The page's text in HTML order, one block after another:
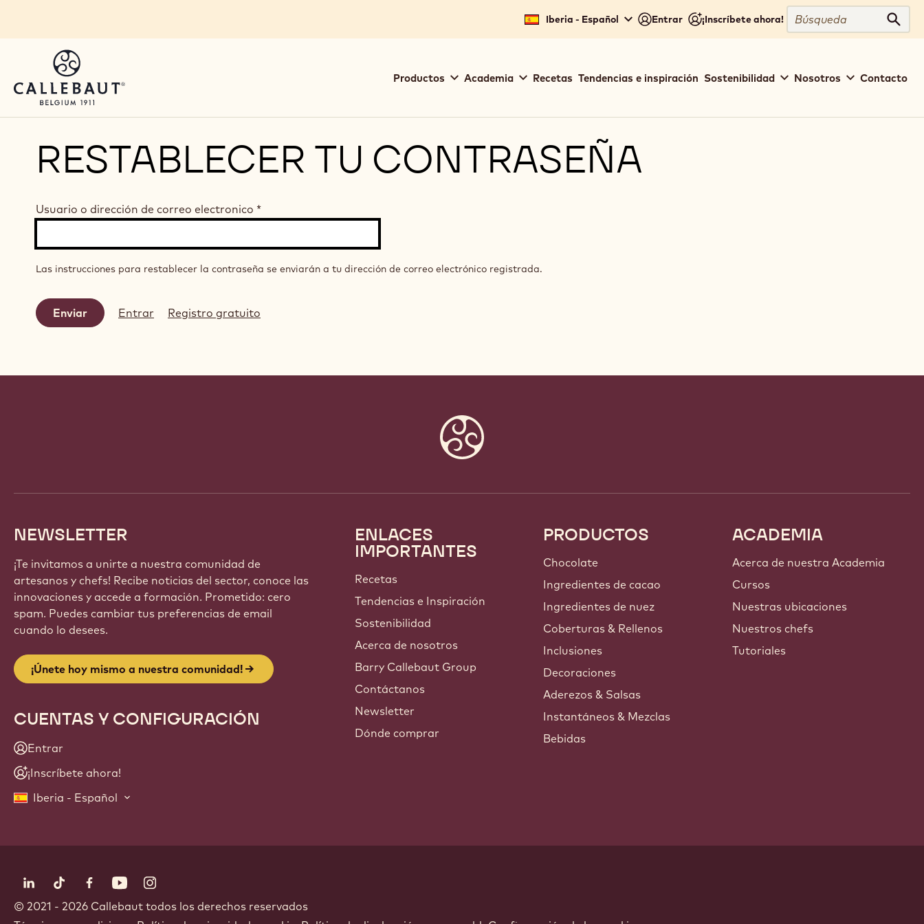
Iberia - Español Entrar ¡Inscríbete ahora!
Búsqueda
navigation
Productos Academia Recetas Tendencias e inspiración Sostenibilidad Nosotros Contacto
RESTABLECER TU CONTRASEÑA
Usuario o dirección de correo electronico *
Las instrucciones para restablecer la contraseña se enviarán a tu dirección de correo electrónico registrada.
Entrar Registro gratuito
NEWSLETTER
¡Te invitamos a unirte a nuestra comunidad de
artesanos y chefs! Recibe noticias del sector, conoce las
innovaciones y accede a formación. Prometido: cero
spam. Puedes cambiar tus preferencias de email
cuando lo desees.
¡Únete hoy mismo a nuestra comunidad!
CUENTAS Y CONFIGURACIÓN
Entrar
¡Inscríbete ahora!
Iberia - Español
Footer
Callebaut
ENLACES
IMPORTANTES
Recetas
Tendencias e Inspiración
Sostenibilidad
Acerca de nosotros
Barry Callebaut Group
Contáctanos
Newsletter
Dónde comprar
PRODUCTOS
Chocolate
Ingredientes de cacao
Ingredientes de nuez
Coberturas & Rellenos
Inclusiones
Decoraciones
Aderezos & Salsas
Instantáneos & Mezclas
Bebidas
ACADEMIA
Acerca de nuestra Academia
Cursos
Nuestras ubicaciones
Nuestros chefs
Tutoriales
Síguenos
LinkedIn Opens in a new window.
TikTok Opens in a new window.
Facebook Opens in a new window.
YouTubeInstagram
© 2021 - 2026 Callebaut todos los derechos reservados